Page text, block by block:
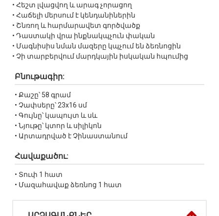
• Հեշտ լվացվող և արագ չորացող
• Հաճելի մերսում է կենդանիներին
• Շնռող և հարմարավետ գործվածք
• Դաստակի վրա ինքնակպչուն փական
• Մագնիսիս նման մազերը կպչում են ձեռնոցին
• Չի տարբերվում մարդկային իսկական հպումից
Բնութագիր:
• Քաշը՝ 58 գրամ
• Չափսերը՝ 23x16 սմ
• Գույնը՝ կապույտ և սև
• Նյութը՝ կտոր և սիլիկոն
• Արտադրված է Չինաստանում
Հավաքածու:
• Տուփ 1 հատ
• Մազահավաք ձեռնոց 1 հատ